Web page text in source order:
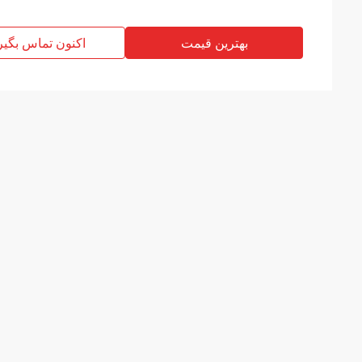
بهترین قیمت اکنون تماس